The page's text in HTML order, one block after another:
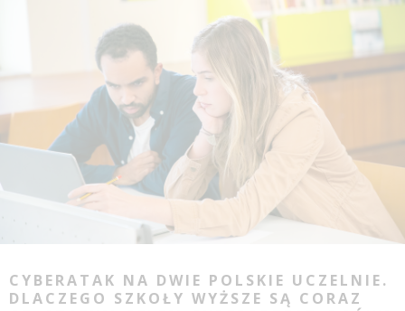
CYBERATAK NA DWIE POLSKIE UCZELNIE.
DLACZEGO SZKOŁY WYŻSZE SĄ CORAZ